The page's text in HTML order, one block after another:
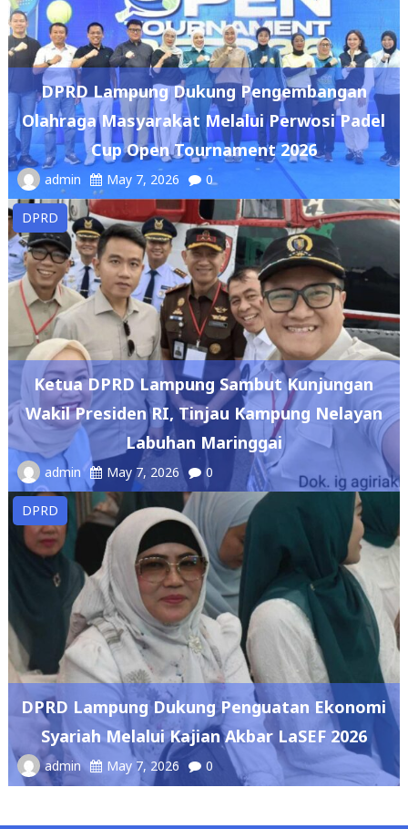
DPRD Lampung Dukung Pengembangan
Olahraga Masyarakat Melalui Perwosi Padel
Cup Open Tournament 2026
admin May 7, 2026 0
DPRD
Ketua DPRD Lampung Sambut Kunjungan
Wakil Presiden RI, Tinjau Kampung Nelayan
Labuhan Maringgai
admin May 7, 2026 0
DPRD
DPRD Lampung Dukung Penguatan Ekonomi
Syariah Melalui Kajian Akbar LaSEF 2026
admin May 7, 2026 0